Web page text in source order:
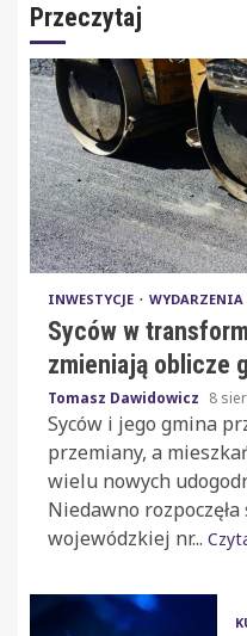
Przeczytaj
INWESTYCJE WYDARZENIA
Syców w
zmieniają oblicze
Tomasz Dawidowicz 8
Syców i jego gmina
przemiany, a
wielu nowych
Niedawno
wojewódzkiej nr...